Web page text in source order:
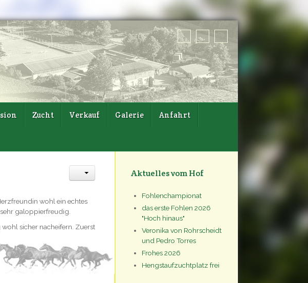
Zucht Verkauf Galerie Anfahrt
wohl ein echtes
galoppierfreudig.
sicher nacheifern. Zuerst
Aktuelles vom Hof
Fohlenchampionat
das erste Fohlen 2026
"Hoch hinaus"
Veronika von Rohrscheidt
und Pedro Torres
Frohes 2026
Hengstaufzuchtplatz frei